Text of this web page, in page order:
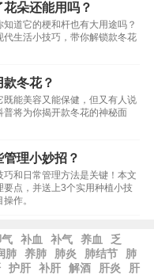
朵还能用吗？
道它的梗和杆也有大用途吗？
生活小技巧，带你解锁款冬花
冬花？
能美容又能保健，但又有人说
将为你揭开款冬花的神秘面
理小妙招？
和日常管理方法是关键！本文
点，并送上3个实用种植小技
作。
气 补血 补气 养血
乏
肺 养肺 肺炎 肺结节
肺
护肝 补肝 解酒 肝炎
肝